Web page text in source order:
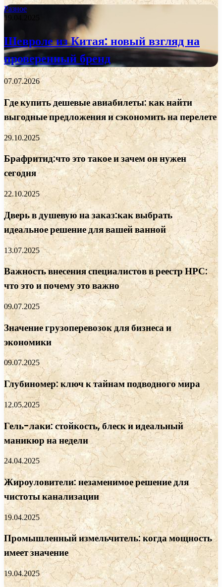
Разное
19.04.2025
Шевроле из Китая: новый взгляд на
проверенный бренд
07.07.2026
Где купить дешевые авиабилеты: как найти
выгодные предложения и сэкономить на перелете
29.10.2025
Брафритид:что это такое и зачем он нужен
сегодня
22.10.2025
Дверь в душевую на заказ:как выбрать
идеальное решение для вашей ванной
13.07.2025
Важность внесения специалистов в реестр НРС:
что это и почему это важно
09.07.2025
Значение грузоперевозок для бизнеса и
экономики
09.07.2025
Глубиномер: ключ к тайнам подводного мира
12.05.2025
Гель-лаки: стойкость, блеск и идеальный
маникюр на недели
24.04.2025
Жироуловители: незаменимое решение для
чистоты канализации
19.04.2025
Промышленный измельчитель: когда мощность
имеет значение
19.04.2025